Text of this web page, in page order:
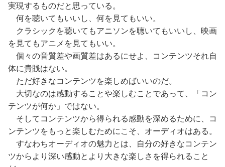
実現するものだと思っている。
何を聴いてもいいし、何を見てもいい。
クラシックを聴いてもアニソンを聴いてもいいし、映画
を見てもアニメを見てもいい。
個々の音質差や画質差はあるにせよ、コンテンツそれ自
体に貴賎はない。
ただ好きなコンテンツを楽しめばいいのだ。
大切なのは感動することや楽しむことであって、「コン
テンツが何か」ではない。
そしてコンテンツから得られる感動を深めるために、コ
ンテンツをもっと楽しむためにこそ、オーディオはある。
すなわちオーディオの魅力とは、自分の好きなコンテン
ツからより深い感動とより大きな楽しさを得られること